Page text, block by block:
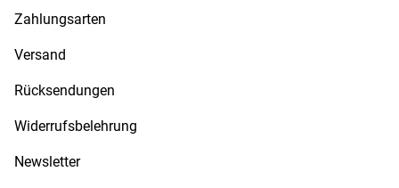
Zahlungsarten
Versand
Rücksendungen
Widerrufsbelehrung
Newsletter